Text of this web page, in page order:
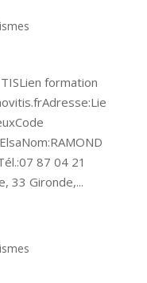
formation
87 04 21
33 Gironde,...